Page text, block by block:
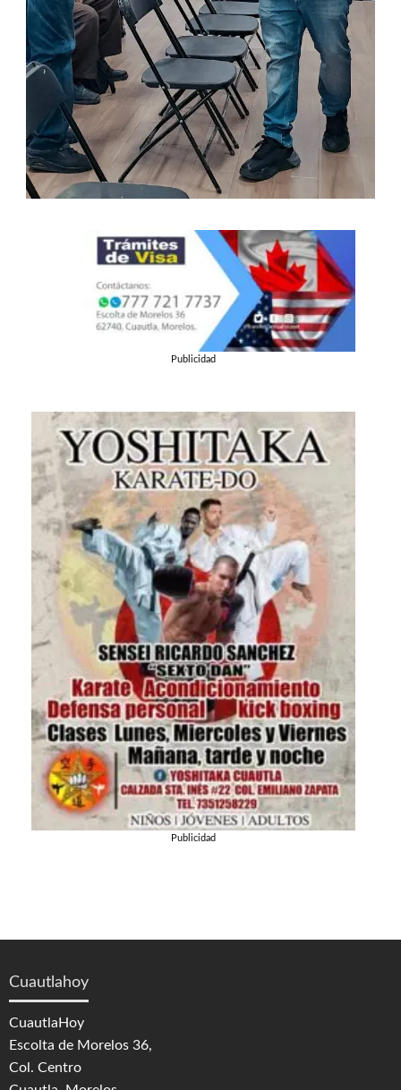
Publicidad
Publicidad
Cuautlahoy
CuautlaHoy
Escolta de Morelos 36,
Col. Centro